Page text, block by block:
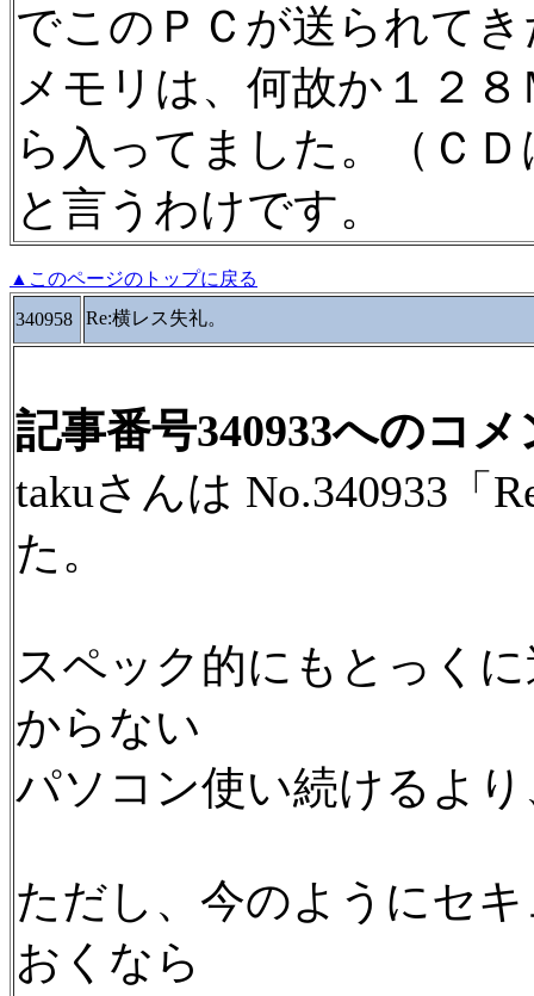
でこのＰＣが送られて
メモリは、何故か１２
ら入ってました。（Ｃ
と言うわけです。
▲このページのトップに戻る
340958
Re:横レス失礼。
記事番号340933へのコメ
takuさんは No.340933「
た。
スペック的にもとっく
からない
パソコン使い続けるよ
ただし、今のようにセ
おくなら